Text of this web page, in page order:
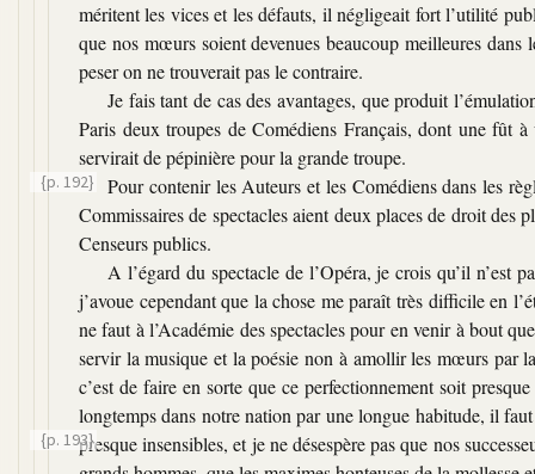
méritent les vices et les défauts, il négligeait fort l’utilité
que nos mœurs soient devenues beaucoup meilleures
peser on ne trouverait pas le contraire.
Je fais tant de cas des avantages, que produit
Paris deux troupes de Comédiens Français, dont une fût
servirait de pépinière pour la grande troupe.
Pour contenir les Auteurs et les Comédiens
{p. 192}
dans les
Commissaires de spectacles aient deux places de droit des
Censeurs publics.
A l’égard du spectacle de l’Opéra, je crois qu’il n’est
j’avoue cependant que la chose me paraît très difficile en
ne faut à l’Académie des spectacles pour en venir à bout
servir la musique et la poésie non à amollir les mœurs par
c’est de faire en sorte que ce perfectionnement soit
longtemps dans notre nation par une longue habitude, il
presque insensibles, et je ne désespère pas que
{p. 193}
nos